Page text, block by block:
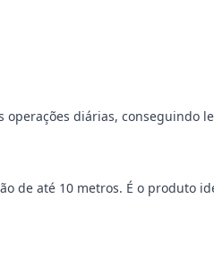
diárias, conseguindo
de até 10 metros. É o produto